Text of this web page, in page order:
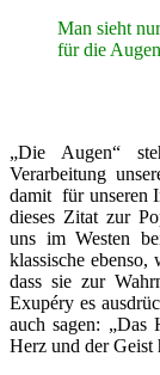
Man sieht
für die
„Die Augen“
Verarbeitung
damit für unseren
dieses Zitat zur
uns im Westen
klassische ebenso,
dass sie zur
Exupéry es
auch sagen:
Herz und der Geist